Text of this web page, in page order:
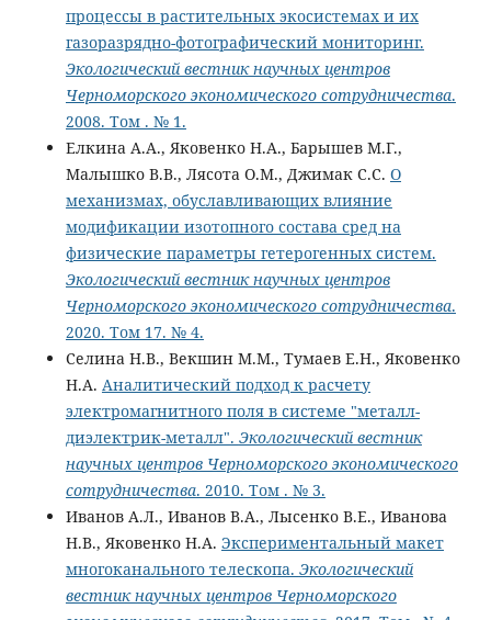
процессы в растительных экосистемах и их
газоразрядно-фотографический мониторинг.
Экологический вестник научных центров
Черноморского экономического сотрудничества.
2008. Том . № 1.
Елкина А.А., Яковенко Н.А., Барышев М.Г.,
Малышко В.В., Лясота О.М., Джимак С.С. О
механизмах, обуславливающих влияние
модификации изотопного состава сред на
физические параметры гетерогенных систем.
Экологический вестник научных центров
Черноморского экономического сотрудничества.
2020. Том 17. № 4.
Селина Н.В., Векшин М.М., Тумаев Е.Н., Яковенко
Н.А. Аналитический подход к расчету
электромагнитного поля в системе "металл-
диэлектрик-металл". Экологический вестник
научных центров Черноморского экономического
сотрудничества. 2010. Том . № 3.
Иванов А.Л., Иванов В.А., Лысенко В.Е., Иванова
Н.В., Яковенко Н.А. Экспериментальный макет
многоканального телескопа. Экологический
вестник научных центров Черноморского